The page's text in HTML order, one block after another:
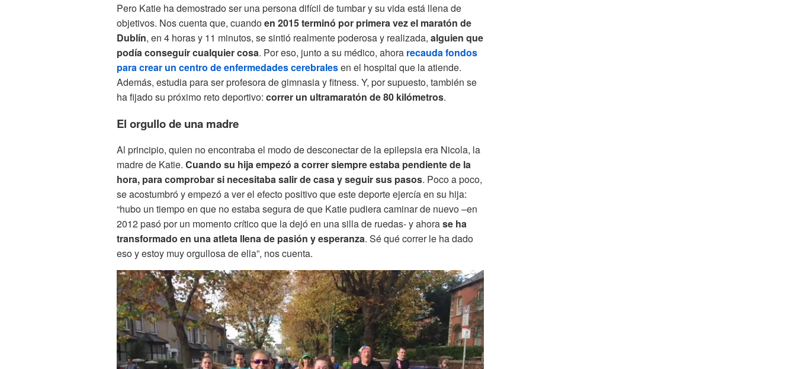
Pero Katie ha demostrado ser una persona difícil de tumbar y su vida está llena de
objetivos. Nos cuenta que, cuandoen 2015 terminó por primera vez el maratón de
Dublín, en 4 horas y 11 minutos, se sintió realmente poderosa y realizada, alguien que
podía conseguir cualquier cosa. Por eso, junto a su médico, ahora recauda fondos
para crear un centro de enfermedades cerebralesen el hospital que la atiende.
Además, estudia para ser profesora de gimnasia y fitness. Y, por supuesto, también se
ha fijado su próximo reto deportivo: correr un ultramaratón de 80 kilómetros.
El orgullo de una madre
Al principio, quien no encontraba el modo de desconectar de la epilepsia era Nicola, la
madre de Katie. Cuando su hija empezó a correr siempre estaba pendiente de la
hora, para comprobar si necesitaba salir de casa y seguir sus pasos. Poco a poco,
se acostumbró y empezó a ver el efecto positivo que este deporte ejercía en su hija:
“hubo un tiempo en que no estaba segura de que Katie pudiera caminar de nuevo –en
2012 pasó por un momento crítico que la dejó en una silla de ruedas- y ahorase ha
transformado en una atleta llena de pasión y esperanza. Sé qué correr le ha dado
eso y estoy muy orgullosa de ella”, nos cuenta.